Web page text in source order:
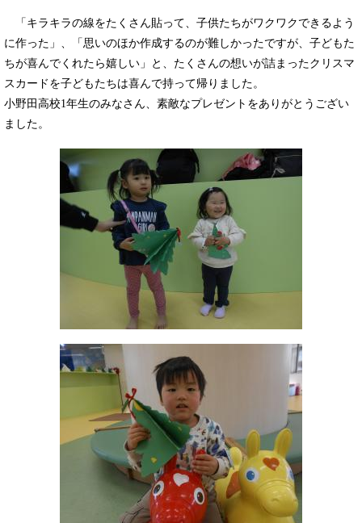
「キラキラの線をたくさん貼って、子供たちがワクワクできるよう
に作った」、「思いのほか作成するのが難しかったですが、子どもた
ちが喜んでくれたら嬉しい」と、たくさんの想いが詰まったクリスマ
スカードを子どもたちは喜んで持って帰りました。
小野田高校1年生のみなさん、素敵なプレゼントをありがとうござい
ました。